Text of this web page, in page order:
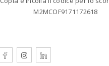
M2MCOF9171172618